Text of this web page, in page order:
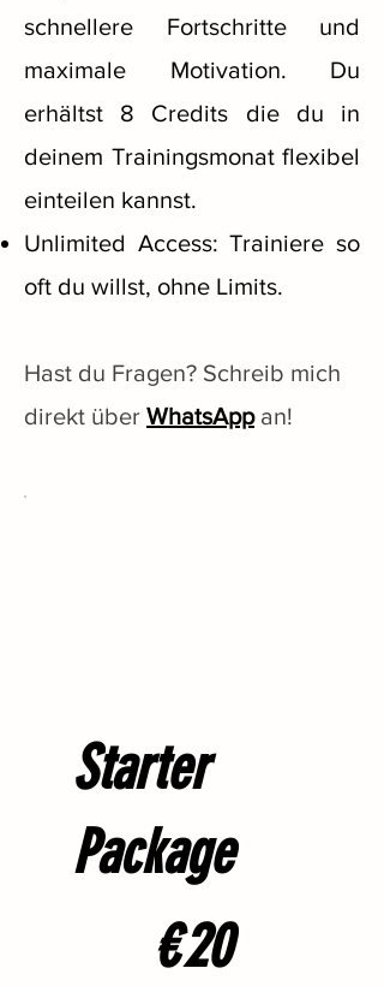
Starter
Package
€20
schnellere Fortschritte und
maximale Motivation. Du
erhältst 8 Credits die du in
deinem Trainingsmonat flexibel
einteilen kannst.
Unlimited Access: Trainiere so
oft du willst, ohne Limits.
Hast du Fragen? Schreib mich
direkt über WhatsApp an!